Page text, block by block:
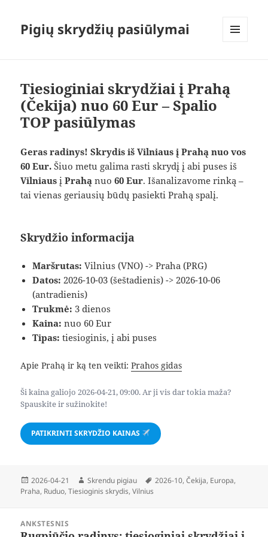
Pigių skrydžių pasiūlymai
Tiesioginiai skrydžiai į Prahą
(Čekija) nuo 60 Eur – Spalio
TOP pasiūlymas
Geras radinys! Skrydis iš Vilniaus į Prahą nuo vos
60 Eur. Šiuo metu galima rasti skrydį į abi puses iš
Vilniaus įPrahą nuo60 Eur. Išanalizavome rinką –
tai vienas geriausių būdų pasiekti Prahą spalį.
Skrydžio informacija
Maršrutas: Vilnius (VNO) -> Praha (PRG)
Datos: 2026-10-03 (šeštadienis) -> 2026-10-06
(antradienis)
Trukmė: 3 dienos
Kaina: nuo 60 Eur
Tipas: tiesioginis, į abi puses
Apie Prahą ir ką ten veikti:Prahos gidas
Ši kaina galiojo 2026-04-21, 09:00. Ar ji vis dar tokia maža?
Spauskite ir sužinokite!
PATIKRINTI SKRYDŽIO KAINAS
Paskelbta
2026-04-21 Autorius
Skrendu pigiau Žymos
2026-10,Čekija, Europa,
Praha, Ruduo,Tiesioginis skrydis,Vilnius
ANKSTESNIS